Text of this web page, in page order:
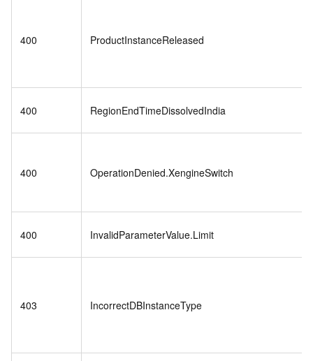
400 ProductInstanceReleased
400 RegionEndTimeDissolvedIndia
400 OperationDenied.XengineSwitch
400 InvalidParameterValue.Limit
403 IncorrectDBInstanceType